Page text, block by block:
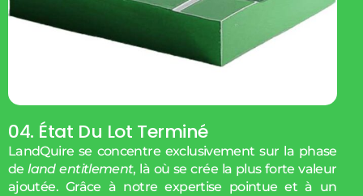
04. État Du Lot Terminé
LandQuire se concentre exclusivement sur la phase
deland entitlement, là où se crée la plus forte valeur
ajoutée. Grâce à notre expertise pointue et à un